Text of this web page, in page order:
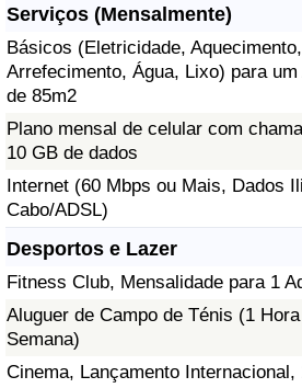
Serviços (Mensalmente)
Básicos (Eletricidade, Aquecimento,
Arrefecimento, Água, Lixo) para um
de 85m2
Plano mensal de celular com
10 GB de dados
Internet (60 Mbps ou Mais, Dados
Cabo/ADSL)
Desportos e Lazer
Fitness Club, Mensalidade para 1
Aluguer de Campo de Ténis (1
Semana)
Cinema, Lançamento Internacional,